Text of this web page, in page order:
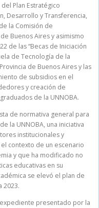
Plan Estratégico
Desarrollo y Transferencia,
la Comisión de
Buenos Aires y asimismo
de las “Becas de Iniciación
de Tecnología de la
de Buenos Aires y las
de subsidios en el
y creación de
de la UNNOBA.
de normativa general para
la UNNOBA, una iniciativa
institucionales y
contexto de un escenario
y que ha modificado no
educativas en su
se elevó el plan de
2023.
presentado por la